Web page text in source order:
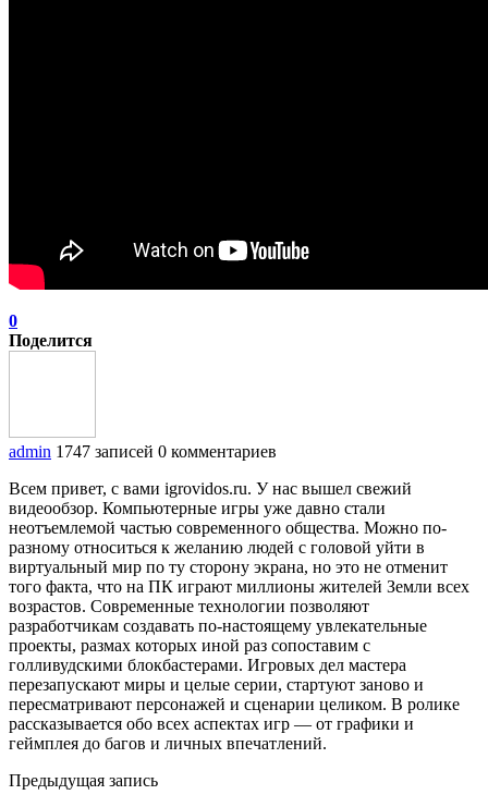
0
Поделится
admin 1747 записей 0 комментариев
Всем привет, с вами igrovidos.ru. У нас вышел свежий
видеообзор. Компьютерные игры уже давно стали
неотъемлемой частью современного общества. Можно по-
разному относиться к желанию людей с головой уйти в
виртуальный мир по ту сторону экрана, но это не отменит
того факта, что на ПК играют миллионы жителей Земли всех
возрастов. Современные технологии позволяют
разработчикам создавать по-настоящему увлекательные
проекты, размах которых иной раз сопоставим с
голливудскими блокбастерами. Игровых дел мастера
перезапускают миры и целые серии, стартуют заново и
пересматривают персонажей и сценарии целиком. В ролике
рассказывается обо всех аспектах игр — от графики и
геймплея до багов и личных впечатлений.
Предыдущая запись